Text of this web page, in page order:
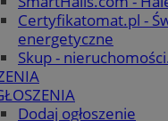
Certyfikatomat.pl -
energetyczne
Skup -
Dodaj ogłoszenie